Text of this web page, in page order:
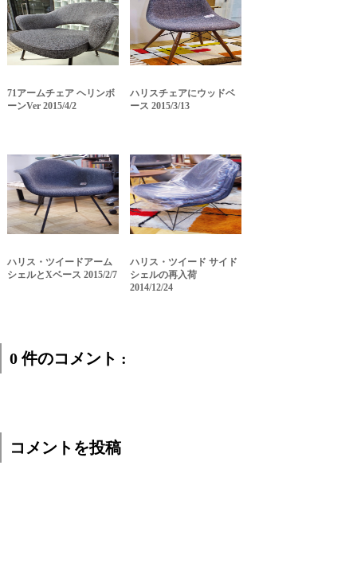
71アームチェア ヘリンボ
ーンVer 2015/4/2
ハリスチェアにウッドベ
ース 2015/3/13
ハリス・ツイードアーム
シェルとXベース 2015/2/7
ハリス・ツイード サイド
シェルの再入荷
2014/12/24
0 件のコメント :
コメントを投稿